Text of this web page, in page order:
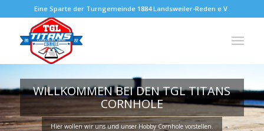
Eine Sparte der Turngemeinde 1884 Landsweiler-Reden e.V.
WILLKOMMEN BEI DEN TGL TITANS
CORNHOLE
Hier wollen wir uns und unser Hobby Cornhole vorstellen.